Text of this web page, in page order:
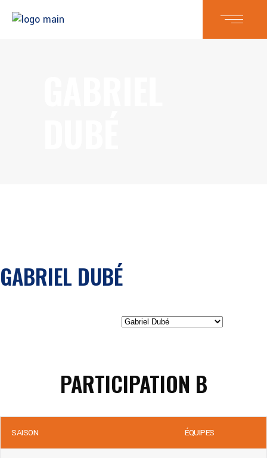
GABRIEL DUBÉ
PARTICIPATION B
SAISON ÉQUIPES